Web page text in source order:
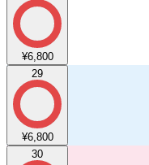
¥6,800
29
¥6,800
30